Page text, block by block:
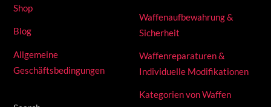
Shop
Blog
Allgemeine
Geschäftsbedingungen
Waffenaufbewahrung &
Sicherheit
Waffenreparaturen &
Individuelle Modifikationen
Kategorien von Waffen